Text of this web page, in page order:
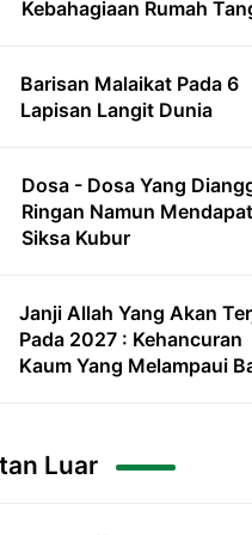
Kebahagiaan Rumah
Barisan Malaikat Pada 6
Lapisan Langit Dunia
Dosa - Dosa Yang
Ringan Namun
Siksa Kubur
Janji Allah Yang Akan
Pada 2027 : Kehancuran
Kaum Yang Melampaui
Luar